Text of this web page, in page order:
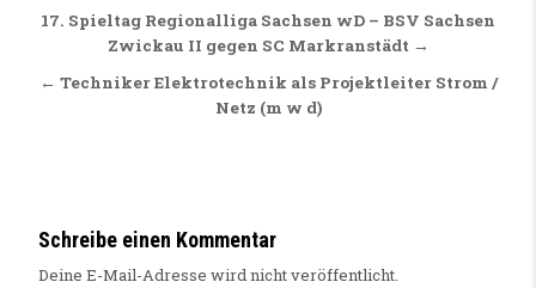
Beitragsnavigation
17. Spieltag Regionalliga Sachsen wD – BSV Sachsen
Zwickau II gegen SC Markranstädt →
← Techniker Elektrotechnik als Projektleiter Strom /
Netz (m w d)
Schreibe einen Kommentar
Deine E-Mail-Adresse wird nicht veröffentlicht.